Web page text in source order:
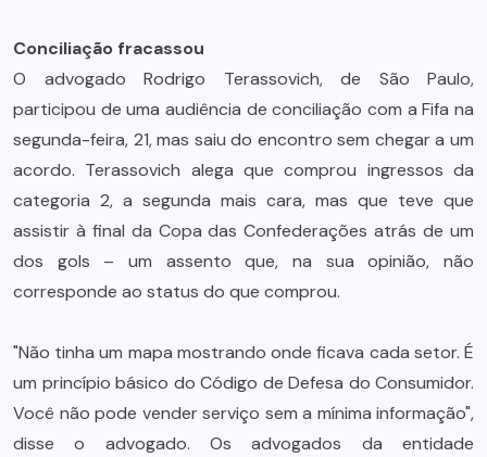
Conciliação fracassou
O advogado Rodrigo Terassovich, de São Paulo,
participou de uma audiência de conciliação com a Fifa na
segunda-feira, 21, mas saiu do encontro sem chegar a um
acordo. Terassovich alega que comprou ingressos da
categoria 2, a segunda mais cara, mas que teve que
assistir à final da Copa das Confederações atrás de um
dos gols – um assento que, na sua opinião, não
corresponde ao status do que comprou.
"Não tinha um mapa mostrando onde ficava cada setor. É
um princípio básico do Código de Defesa do Consumidor.
Você não pode vender serviço sem a mínima informação",
disse o advogado. Os advogados da entidade